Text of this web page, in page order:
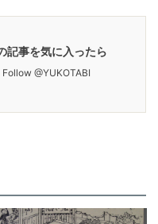
記事を気に入ったら
Follow @YUKOTABI